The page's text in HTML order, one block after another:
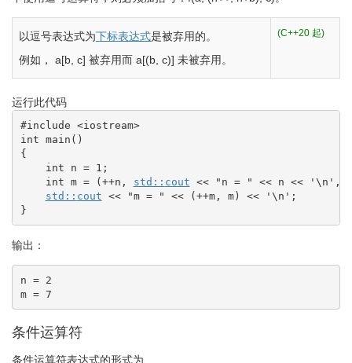
以逗号表达式为下标表达式是被弃用的。
例如， a[b, c] 被弃用而 a[(b, c)] 未被弃用。
(C++20 起)
运行此代码
#include <iostream>
int main ( )
{
int n = 1 ;
int m = (++n, std:: cout << "n = " << n << ' \n ' ,
std:: cout << "m = " << (++m, m) << ' \n ' ;
}
输出：
n = 2
m = 7
条件运算符
条件运算符表达式的形式为